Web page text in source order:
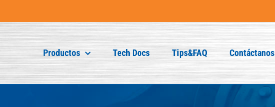
Productos Tech Docs Tips&FAQ Contáctanos